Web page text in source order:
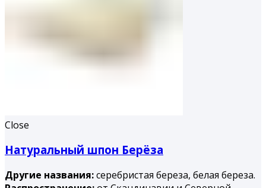
Close
Натуральный шпон Берёза
Другие названия:серебристая береза, белая береза.